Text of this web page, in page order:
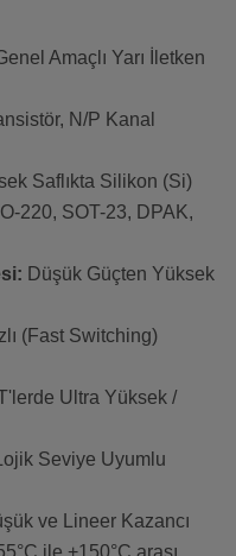
Amaçlı Yarı İletken
N/P Kanal
Saflıkta Silikon (Si)
220, SOT-23, DPAK,
Düşük Güçten Yüksek
(Fast Switching)
Ultra Yüksek /
Seviye Uyumlu
ve Lineer Kazancı
ile +150°C arası